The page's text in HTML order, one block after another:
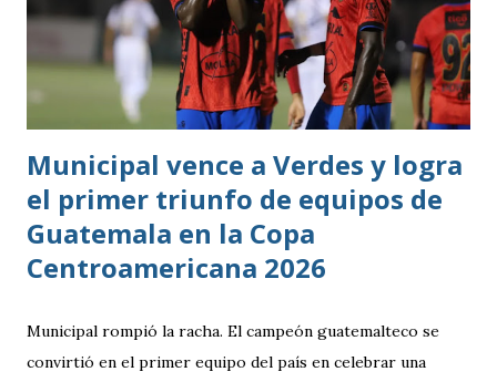
Municipal vence a Verdes y logra
el primer triunfo de equipos de
Guatemala en la Copa
Centroamericana 2026
Municipal rompió la racha. El campeón guatemalteco se
convirtió en el primer equipo del país en celebrar una